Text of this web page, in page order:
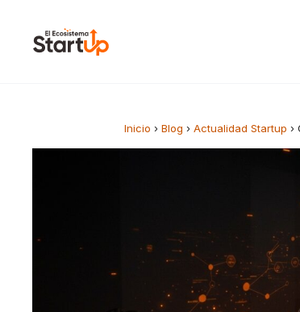
Inicio › Blog › Actualidad Startup ›